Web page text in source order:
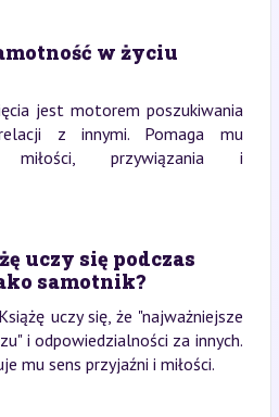
w życiu
jest motorem poszukiwania
z innymi. Pomaga mu
przywiązania i
uczy się podczas
samotnik?
uczy się, że "najważniejsze
i odpowiedzialności za innych.
mu sens przyjaźni i miłości.